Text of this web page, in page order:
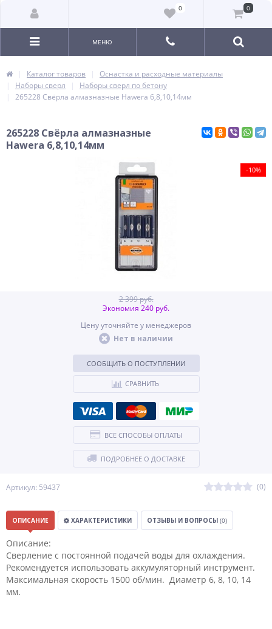
0 0
МЕНЮ
Каталог товаров
Оснастка и расходные материалы
Наборы сверл
Наборы сверл по бетону
265228 Свёрла алмазназные Hawera 6,8,10,14мм
265228 Свёрла алмазназные
Hawera 6,8,10,14мм
-10%
Артикул: 59437 (0)
2 399 руб.
Экономия 240 руб.
Цену уточняйте у менеджеров
Нет в наличии
СООБЩИТЬ О ПОСТУПЛЕНИИ
СРАВНИТЬ
ВСЕ СПОСОБЫ ОПЛАТЫ
ПОДРОБНЕЕ О ДОСТАВКЕ
ОПИСАНИЕ ХАРАКТЕРИСТИКИ ОТЗЫВЫ И ВОПРОСЫ (0)
Описание:
Сверление с постоянной подачей воды для охлаждения.
Рекомендуется использовать аккумуляторный инструмент.
Максимальная скорость 1500 об/мин. Диаметр 6, 8, 10, 14
мм.